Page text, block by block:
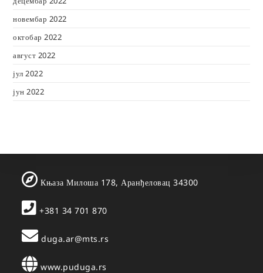
новембар 2022
октобар 2022
август 2022
јул 2022
јун 2022
Књаза Милоша 178, Аранђеловац 34300
+381 34 701 870
duga.ar@mts.rs
www.puduga.rs